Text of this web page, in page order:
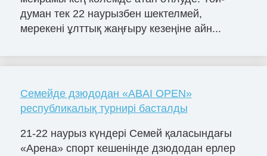
думан тек 22 наурызбен шектелмей,
мерекені ұлттық жаңғыру кезеңіне айн...
Семейде дзюдодан «ABAІ OPEN»
республикалық турнирі басталды
21-22 наурыз күндері Семей қаласындағы
«Арена» спорт кешенінде дзюдодан ерлер